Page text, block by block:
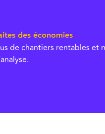
des économies
de chantiers rentables et